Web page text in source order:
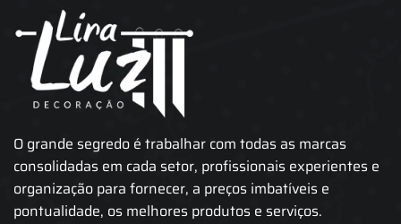
O grande segredo é trabalhar com todas as marcas
consolidadas em cada setor, profissionais experientes e
organização para fornecer, a preços imbatíveis e
pontualidade, os melhores produtos e serviços.